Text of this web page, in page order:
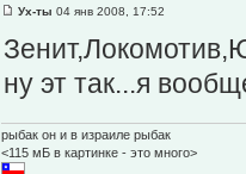
Ух-ты 04 янв 2008, 17:52
ну эт так...я
рыбак он и в израиле рыбак
<115 мБ в картинке - это много>